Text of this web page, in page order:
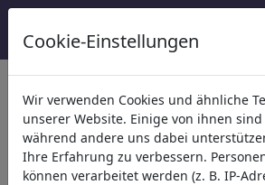
Kategorien
Religion(9415)
Politik(188499)
Medien & Kultur(72013)
Cookie-Einstellungen
Wir verwenden Cookies und ähnliche
unserer Website. Einige von ihnen sind
während andere uns dabei
Ihre Erfahrung zu verbessern.
können verarbeitet werden (z. B. IP-